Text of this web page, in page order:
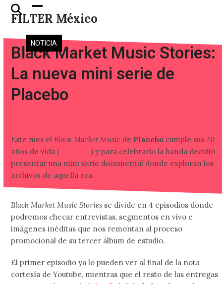
Skip
FILTER México
Open
mobile
menu
Close
mobile
menu
NOTICIA
Black Market Music Stories:
La nueva mini serie de
Placebo
Este mes elBlack Market Music de Placebo cumple sus 20
años de vida (
) y para celebrarlo la banda decidió
presentar una mini serie documental donde exploran los
archivos de aquella era.
Black Market Music Stories se divide en 4 episodios donde
podremos checar entrevistas, segmentos en vivo e
imágenes inéditas que nos remontan al proceso
promocional de su tercer álbum de estudio.
El primer episodio ya lo pueden ver al final de la nota
cortesía de Youtube, mientras que el resto de las entregas